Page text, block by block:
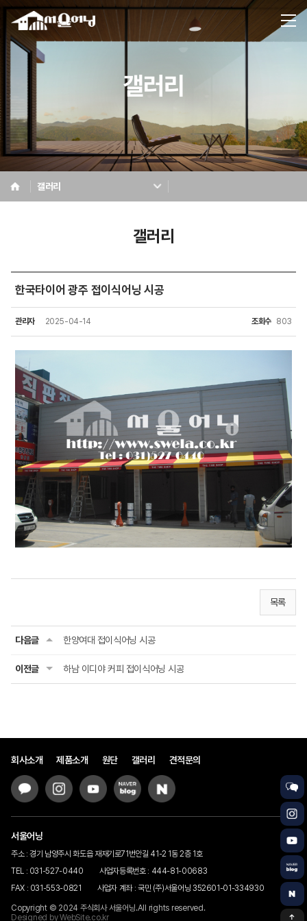
갤러리
갤러리
갤러리
한국타이어 광주 접이식어닝 시공
관리자 2025-04-14 조회수 803
목록
다음글 한양여대 접이식어닝 시공
이전글 하남 이디야 커피 접이식어닝 시공
회사소개 제품소개 원단 갤러리 견적문의
서울어닝
주소 : 경기 남양주시 화도읍 재재기로71번안길 41-2 1동 2층 1호
TEL : 031-527-0440
사업자등록번호 : 444-81-00683
FAX : 031-553-0821
사업자 계좌 : 국민 (주)서울어닝 352601-01-334930
Copyright © 2024 주식회사 서울어닝.All rights reserved.
Designed byWebSite.co.kr